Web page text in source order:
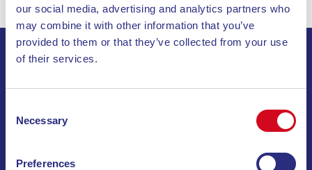
our social media, advertising and analytics partners who
may combine it with other information that you’ve
provided to them or that they’ve collected from your use
of their services.
Selection
Necessary
Preferences
INVIA
UND REISETIPPS!